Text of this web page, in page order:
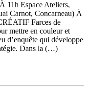
11h Espace Ateliers,
Carnot, Concarneau) À
Farces de
mettre en couleur et
d’enquête qui développe
Dans la (…)